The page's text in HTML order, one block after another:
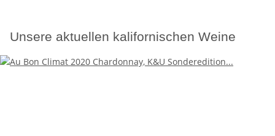
Unsere aktuellen kalifornischen Weine